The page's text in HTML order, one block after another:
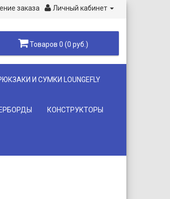
заказа Личный кабинет
Товаров 0 (0 руб.)
И СУМКИ LOUNGEFLY
КОНСТРУКТОРЫ